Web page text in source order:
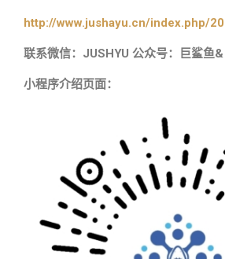
http://www.jushayu.cn/index.php/
联系微信：JUSHYU 公众号：巨鲨鱼
小程序介绍页面：